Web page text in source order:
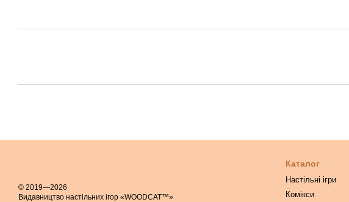
© 2019—2026
Видавництво настільних ігор «WOODCAT™»
Каталог
Настільні ігри
Комікси